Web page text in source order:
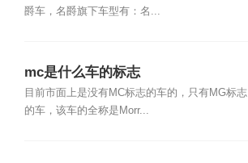
爵车，名爵旗下车型有：名...
mc是什么车的标志
目前市面上是没有MC标志的车的，只有MG标志
的车，该车的全称是Morr...